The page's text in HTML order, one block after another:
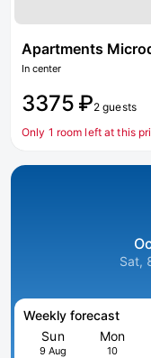
Apartments
In center
3375 ₽2 guests
Only 1 room left at this
Sat,
Weekly forecast
Sun
9 Aug
Mon
10